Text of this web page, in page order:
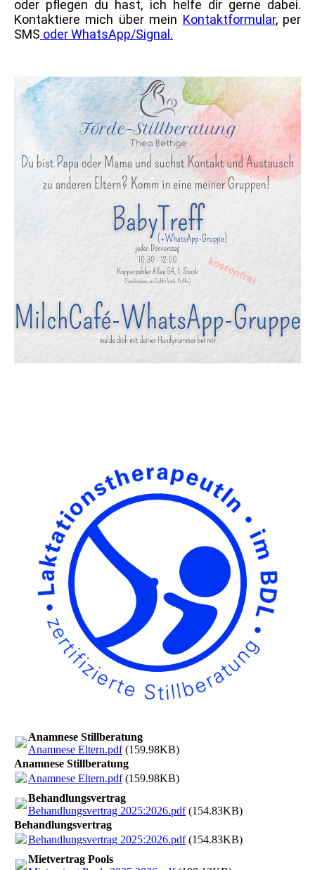
oder pflegen du hast, ich helfe dir gerne dabei.
Kontaktiere mich über mein Kontaktformular, per
SMS oder WhatsApp/Signal.
Anamnese Stillberatung
Anamnese Eltern.pdf(159.98KB)
Anamnese Stillberatung
Anamnese Eltern.pdf(159.98KB)
Behandlungsvertrag
Behandlungsvertrag 2025:2026.pdf(154.83KB)
Behandlungsvertrag
Behandlungsvertrag 2025:2026.pdf(154.83KB)
Mietvertrag Pools